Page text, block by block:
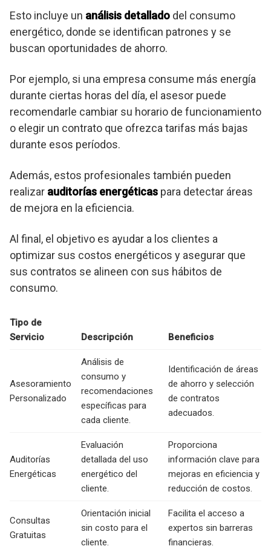
Esto incluye un análisis detallado del consumo
energético, donde se identifican patrones y se
buscan oportunidades de ahorro.
Por ejemplo, si una empresa consume más energía
durante ciertas horas del día, el asesor puede
recomendarle cambiar su horario de funcionamiento
o elegir un contrato que ofrezca tarifas más bajas
durante esos períodos.
Además, estos profesionales también pueden
realizar auditorías energéticas para detectar áreas
de mejora en la eficiencia.
Al final, el objetivo es ayudar a los clientes a
optimizar sus costos energéticos y asegurar que
sus contratos se alineen con sus hábitos de
consumo.
Tipo de
Servicio
Descripción Beneficios
Asesoramiento
Personalizado
Análisis de
consumo y
recomendaciones
específicas para
cada cliente.
Identificación de áreas
de ahorro y selección
de contratos
adecuados.
Auditorías
Energéticas
Evaluación
detallada del uso
energético del
cliente.
Proporciona
información clave para
mejoras en eficiencia y
reducción de costos.
Consultas
Gratuitas
Orientación inicial
sin costo para el
cliente.
Facilita el acceso a
expertos sin barreras
financieras.